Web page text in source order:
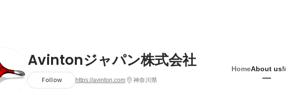
Avintonジャパン株式会社
Follow https://avinton.com 神奈川県
HomeAbout us